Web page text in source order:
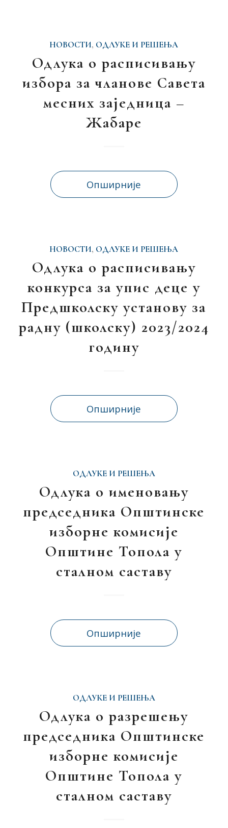
НОВОСТИ, ОДЛУКЕ И РЕШЕЊА
Одлука о расписивању
избора за чланове Савета
месних заједница –
Жабаре
Опширније
НОВОСТИ, ОДЛУКЕ И РЕШЕЊА
Одлука о расписивању
конкурса за упис деце у
Предшколску установу за
радну (школску) 2023/2024
годину
Опширније
ОДЛУКЕ И РЕШЕЊА
Одлука о именовању
председника Општинске
изборне комисије
Општине Топола у
сталном саставу
Опширније
ОДЛУКЕ И РЕШЕЊА
Одлука о разрешењу
председника Општинске
изборне комисије
Општине Топола у
сталном саставу